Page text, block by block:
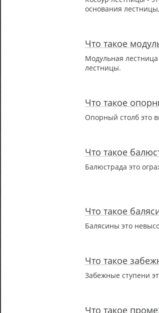
основания
Что такое
Модульная
лестницы.
Что такое
Опорный столб это
Что такое
Балюстрада это
Что такое
Балясины это
Что такое
Забежные ступени
Что такое